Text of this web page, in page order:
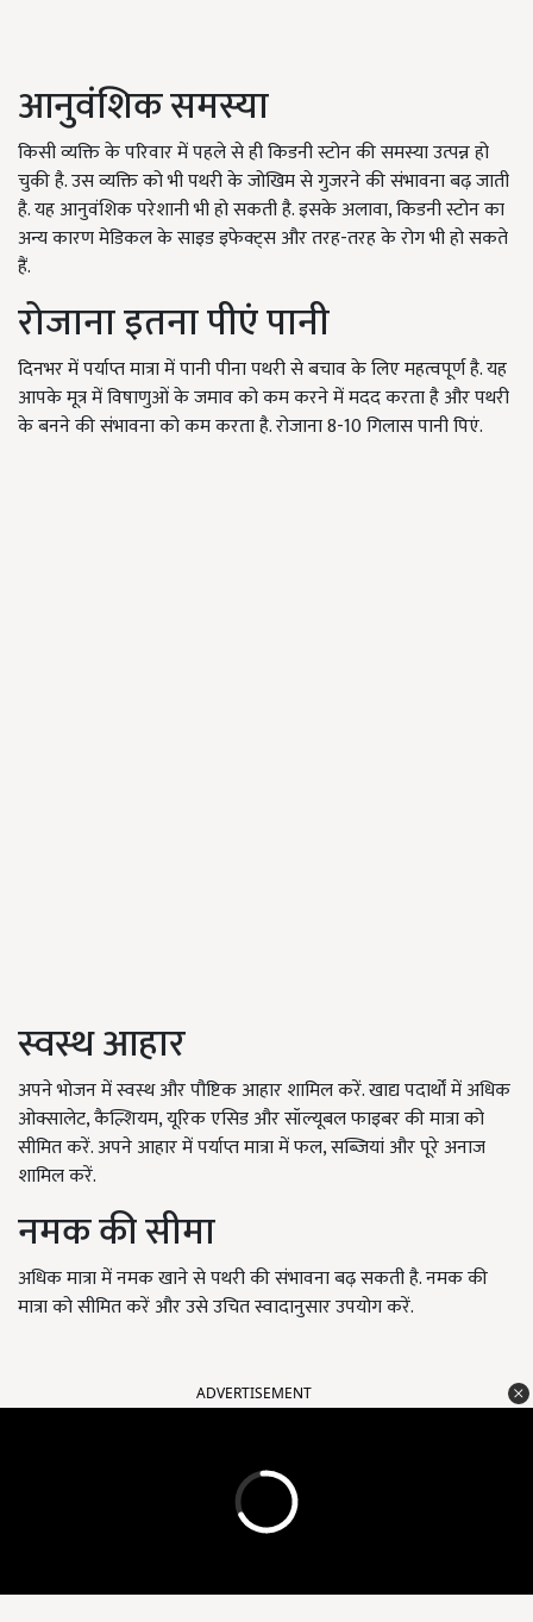
आनुवंशिक समस्या
किसी व्यक्ति के परिवार में पहले से ही किडनी स्टोन की समस्या उत्पन्न हो
चुकी है. उस व्यक्ति को भी पथरी के जोखिम से गुजरने की संभावना बढ़ जाती
है. यह आनुवंशिक परेशानी भी हो सकती है. इसके अलावा, किडनी स्टोन का
अन्य कारण मेडिकल के साइड इफेक्ट्स और तरह-तरह के रोग भी हो सकते
हैं.
रोजाना इतना पीएं पानी
दिनभर में पर्याप्त मात्रा में पानी पीना पथरी से बचाव के लिए महत्वपूर्ण है. यह
आपके मूत्र में विषाणुओं के जमाव को कम करने में मदद करता है और पथरी
के बनने की संभावना को कम करता है. रोजाना 8-10 गिलास पानी पिएं.
स्वस्थ आहार
अपने भोजन में स्वस्थ और पौष्टिक आहार शामिल करें. खाद्य पदार्थों में अधिक
ओक्सालेट, कैल्शियम, यूरिक एसिड और सॉल्यूबल फाइबर की मात्रा को
सीमित करें. अपने आहार में पर्याप्त मात्रा में फल, सब्जियां और पूरे अनाज
शामिल करें.
नमक की सीमा
अधिक मात्रा में नमक खाने से पथरी की संभावना बढ़ सकती है. नमक की
मात्रा को सीमित करें और उसे उचित स्वादानुसार उपयोग करें.
ADVERTISEMENT